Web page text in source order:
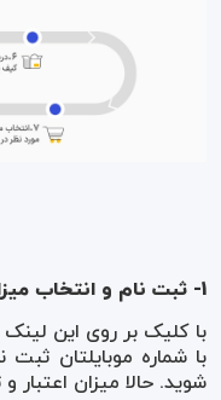
1- ثبت نام و انتخاب میزان اعتبار
با کلیک بر روی این
با شماره موبایلتان
شوید. حالا میزان اعتبار